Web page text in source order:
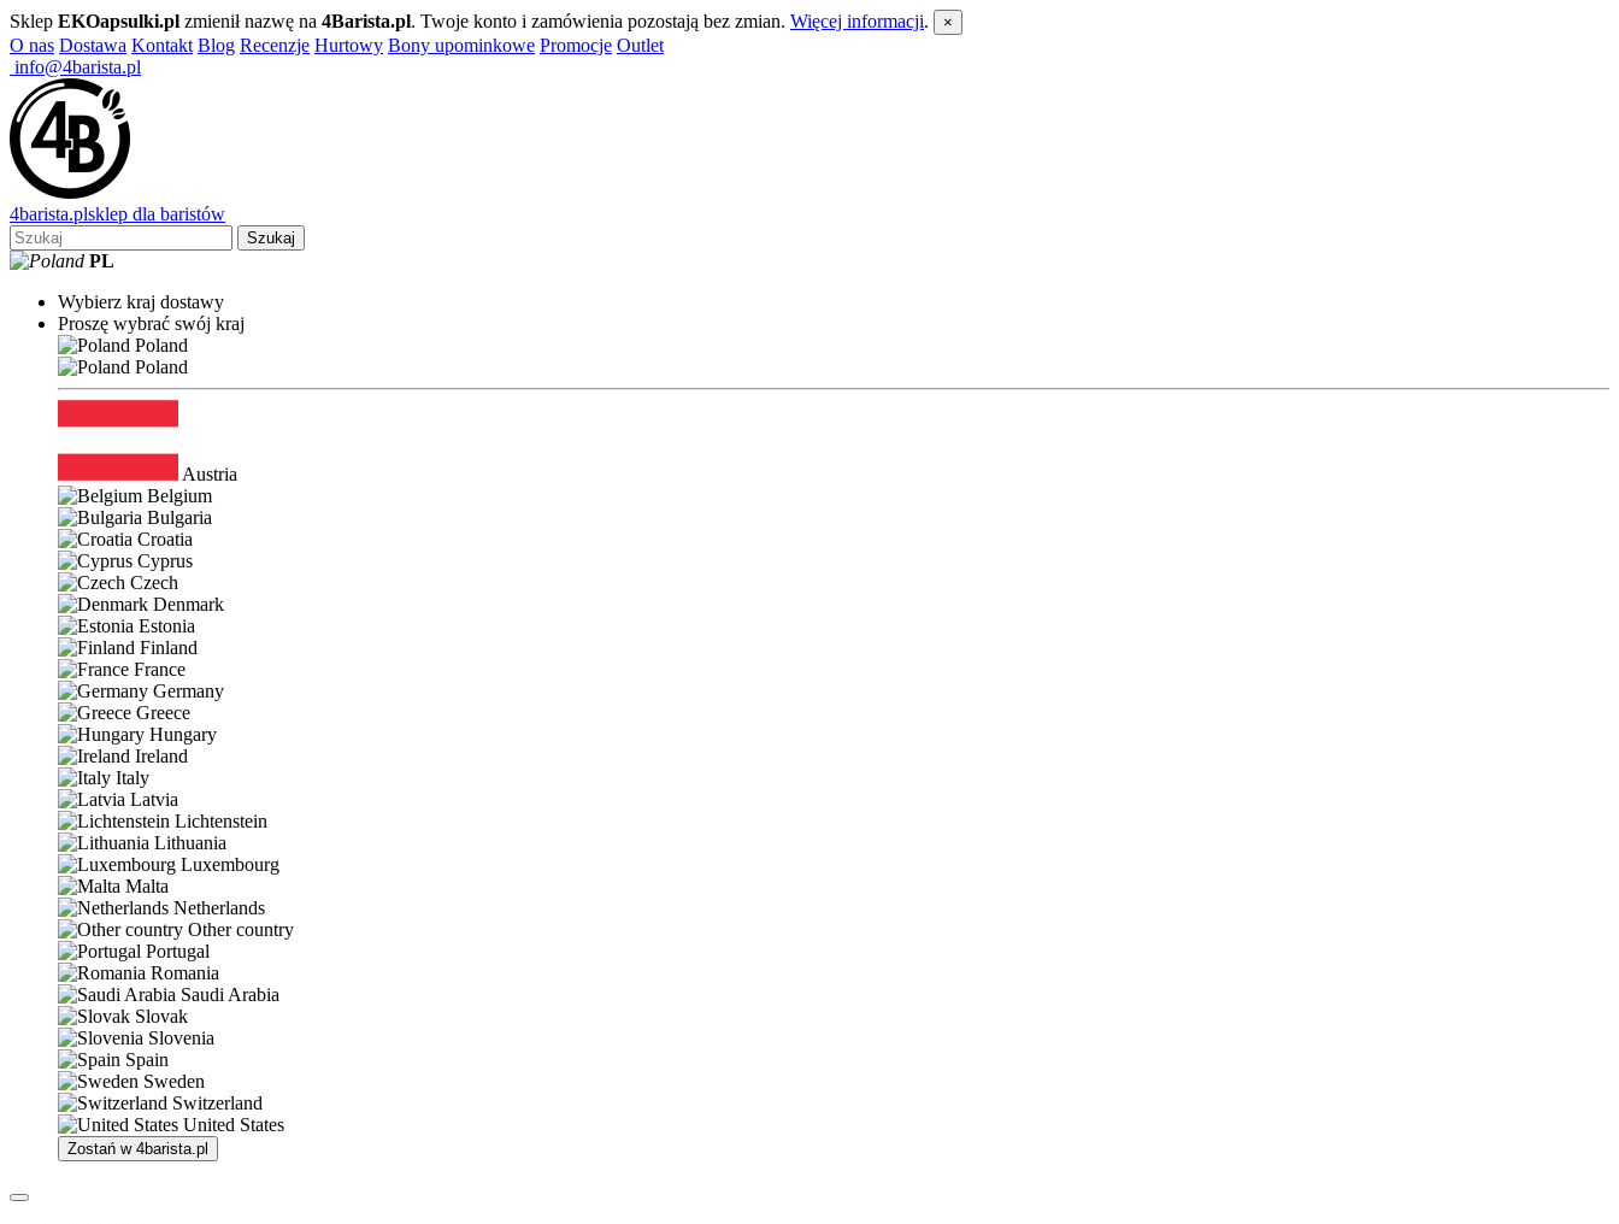
Sklep EKOapsulki.pl zmienił nazwę na 4Barista.pl. Twoje konto i zamówienia pozostają bez zmian. Więcej informacji. ×
O nas Dostawa Kontakt Blog Recenzje Hurtowy Bony upominkowe Promocje Outlet
info@4barista.pl
4barista.plsklep dla baristów
Szukaj
PL
Wybierz kraj dostawy
Proszę wybrać swój kraj
Poland
Poland
Austria
Belgium
Bulgaria
Croatia
Cyprus
Czech
Denmark
Estonia
Finland
France
Germany
Greece
Hungary
Ireland
Italy
Latvia
Lichtenstein
Lithuania
Luxembourg
Malta
Netherlands
Other country
Portugal
Romania
Saudi Arabia
Slovak
Slovenia
Spain
Sweden
Switzerland
United States
Zostań w 4barista.pl